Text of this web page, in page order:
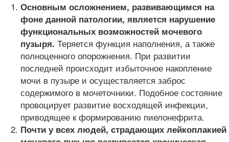
Основным осложнением, развивающимся на
фоне данной патологии, является нарушение
функциональных возможностей мочевого
пузыря. Теряется функция наполнения, а также
полноценного опорожнения. При развитии
последней происходит избыточное накопление
мочи в пузыре и осуществляется заброс
содержимого в мочеточники. Подобное состояние
провоцирует развитие восходящей инфекции,
приводящее к формированию пиелонефрита.
Почти у всех людей, страдающих лейкоплакией